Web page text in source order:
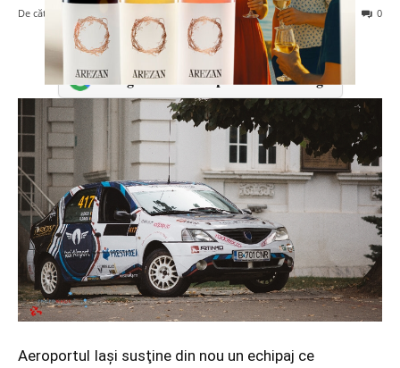
De către admin 6 septembrie 2016 0
195
Adaugă-ne ca sursă preferată în Google
Aeroportul Iaşi susţine din nou un echipaj ce